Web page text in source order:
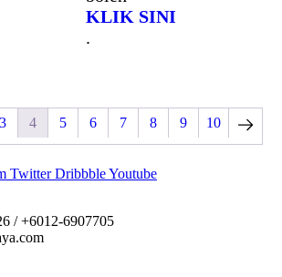
KLIK SINI
.
3 4 5 6 7 8 9 10
Twitter DribbbleYoutube
/ +6012-6907705